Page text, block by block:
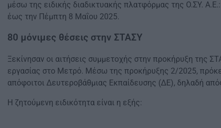
μέσω της ειδικής διαδικτυακής πλατφόρμας της Ο.ΣΥ.
έως την Πέμπτη 8 Μαΐου 2025.
80 μόνιμες θέσεις στην ΣΤΑΣΥ
Ξεκίνησαν οι αιτήσεις συμμετοχής στην προκήρυξη της
εργασίας στο Μετρό. Μέσω της προκήρυξης 2/2025,
απόφοιτοι Δευτεροβάθμιας Εκπαίδευσης (ΔΕ), δηλαδή
Η ζητούμενη ειδικότητα είναι η εξής: